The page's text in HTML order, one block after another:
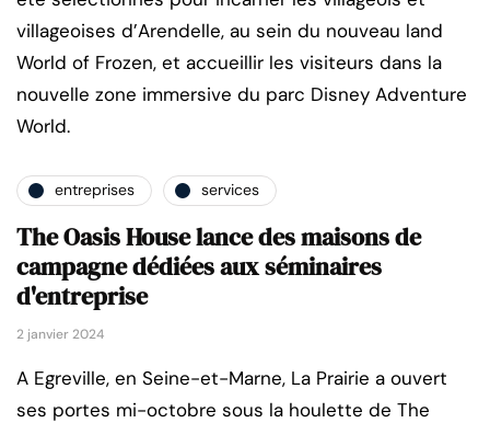
villageoises d’Arendelle, au sein du nouveau land
World of Frozen, et accueillir les visiteurs dans la
nouvelle zone immersive du parc Disney Adventure
World.
entreprises services
The Oasis House lance des maisons de
campagne dédiées aux séminaires
d'entreprise
2 janvier 2024
A Egreville, en Seine-et-Marne, La Prairie a ouvert
ses portes mi-octobre sous la houlette de The